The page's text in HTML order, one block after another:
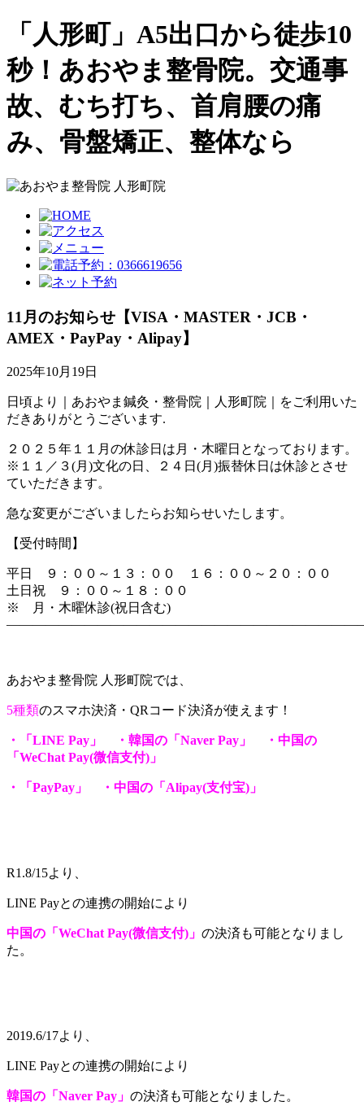
「人形町」A5出口から徒歩10
秒！あおやま整骨院。交通事
故、むち打ち、首肩腰の痛
み、骨盤矯正、整体なら
11月のお知らせ【VISA・MASTER・JCB・
AMEX・PayPay・Alipay】
2025年10月19日
日頃より｜あおやま鍼灸・整骨院｜人形町院｜をご利用いた
だきありがとうございます.
２０２５年１１月の休診日は月・木曜日となっております。
※１１／３(月)文化の日、２４日(月)振替休日は休診とさせ
ていただきます。
急な変更がございましたらお知らせいたします。
【受付時間】
平日 ９：００～１３：００ １６：００～２０：００
土日祝 ９：００～１８：００
※ 月・木曜休診(祝日含む)
あおやま整骨院 人形町院では、
5種類のスマホ決済・QRコード決済が使えます！
・「LINE Pay」 ・韓国の「Naver Pay」 ・中国の
「WeChat Pay(微信支付)」
・「PayPay」 ・中国の「Alipay(支付宝)」
R1.8/15より、
LINE Payとの連携の開始により
中国の「WeChat Pay(微信支付)」 の決済も可能となりまし
た。
2019.6/17より、
LINE Payとの連携の開始により
韓国の「Naver Pay」 の決済も可能となりました。